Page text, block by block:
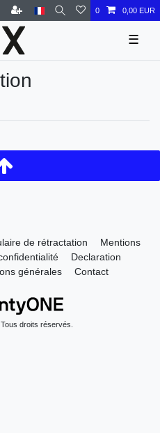
0 0,00 EUR
☰
de rétractation
Mentions
Declaration
générales Contact
droits réservés.